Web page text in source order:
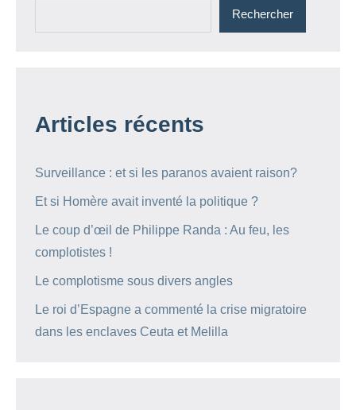
Rechercher
Articles récents
Surveillance : et si les paranos avaient raison?
Et si Homère avait inventé la politique ?
Le coup d’œil de Philippe Randa : Au feu, les
complotistes !
Le complotisme sous divers angles
Le roi d’Espagne a commenté la crise migratoire
dans les enclaves Ceuta et Melilla